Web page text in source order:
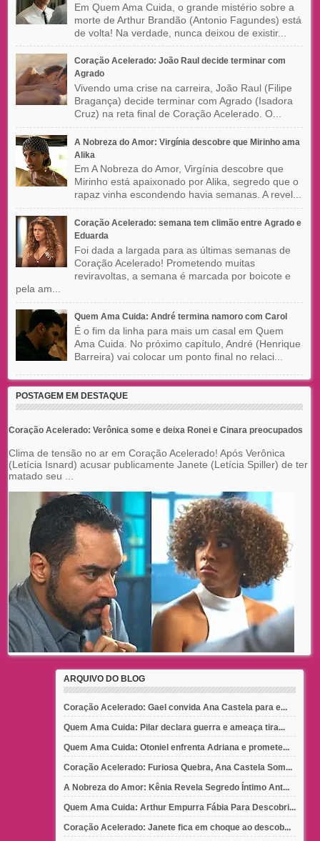
Em Quem Ama Cuida, o grande mistério sobre a
morte de Arthur Brandão (Antonio Fagundes) está
de volta! Na verdade, nunca deixou de existir...
Coração Acelerado: João Raul decide terminar com
Agrado
Vivendo uma crise na carreira, João Raul (Filipe
Bragança) decide terminar com Agrado (Isadora
Cruz) na reta final de Coração Acelerado. O...
A Nobreza do Amor: Virgínia descobre que Mirinho ama
Alika
Em A Nobreza do Amor, Virgínia descobre que
Mirinho está apaixonado por Alika, segredo que o
rapaz vinha escondendo havia semanas. A revel...
Coração Acelerado: semana tem climão entre Agrado e
Eduarda
Foi dada a largada para as últimas semanas de
Coração Acelerado! Prometendo muitas
reviravoltas, a semana é marcada por boicote e
pela am...
Quem Ama Cuida: André termina namoro com Carol
É o fim da linha para mais um casal em Quem
Ama Cuida. No próximo capítulo, André (Henrique
Barreira) vai colocar um ponto final no relaci...
POSTAGEM EM DESTAQUE
Coração Acelerado: Verônica some e deixa Ronei e Cinara preocupados
Clima de tensão no ar em Coração Acelerado! Após Verônica
(Letícia Isnard) acusar publicamente Janete (Letícia Spiller) de ter
matado seu ...
ARQUIVO DO BLOG
Coração Acelerado: Gael convida Ana Castela para e...
Quem Ama Cuida: Pilar declara guerra e ameaça tira...
Quem Ama Cuida: Otoniel enfrenta Adriana e promete...
Coração Acelerado: Furiosa Quebra, Ana Castela Som...
A Nobreza do Amor: Kênia Revela Segredo Íntimo Ant...
Quem Ama Cuida: Arthur Empurra Fábia Para Descobri...
Coração Acelerado: Janete fica em choque ao descob...